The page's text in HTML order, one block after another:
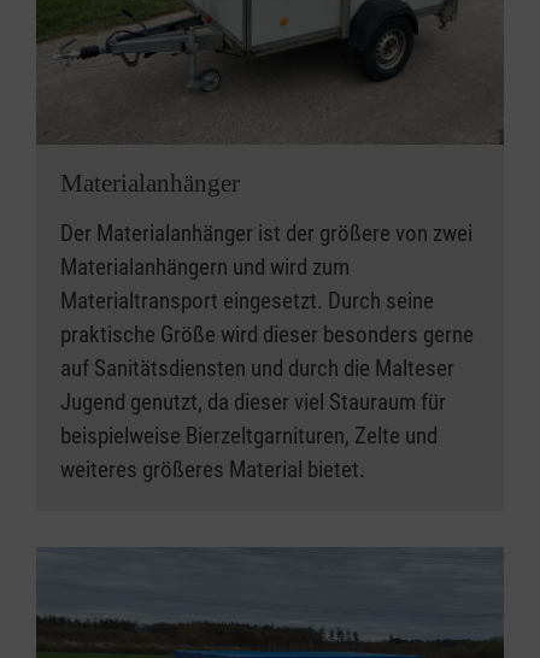
Materialanhänger
Der Materialanhänger ist der größere von zwei
Materialanhängern und wird zum
Materialtransport eingesetzt. Durch seine
praktische Größe wird dieser besonders gerne
auf Sanitätsdiensten und durch die Malteser
Jugend genutzt, da dieser viel Stauraum für
beispielweise Bierzeltgarnituren, Zelte und
weiteres größeres Material bietet.